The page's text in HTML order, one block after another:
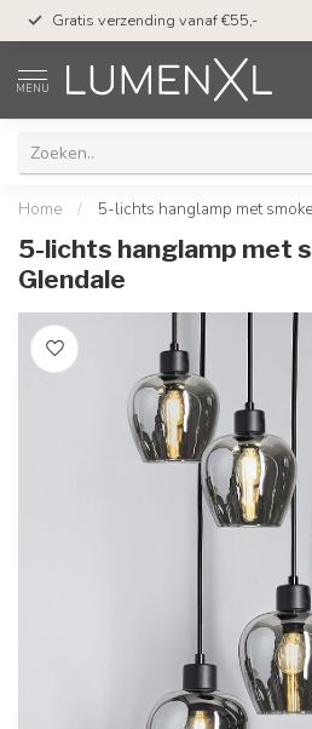
Gratis verzending vanaf €55,-
MENU
Home / 5-lichts hanglamp met
5-lichts hanglamp met
Glendale